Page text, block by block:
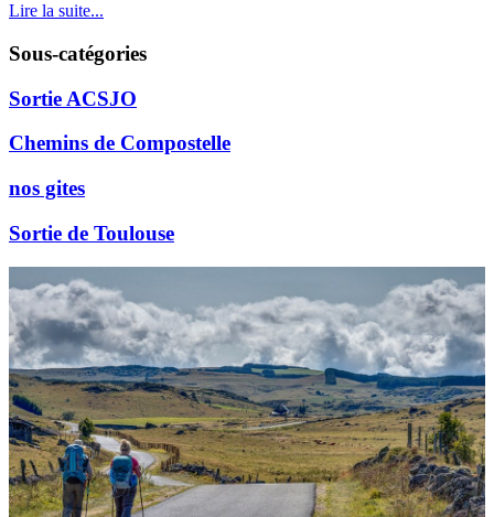
Lire la suite...
Sous-catégories
Sortie ACSJO
Chemins de Compostelle
nos gites
Sortie de Toulouse